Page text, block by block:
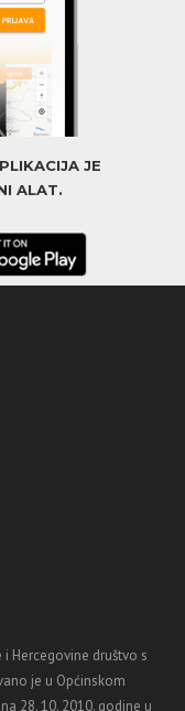
JE
ALAT.
Hercegovine društvo s
je u Općinskom
28. 10. 2010. godine u